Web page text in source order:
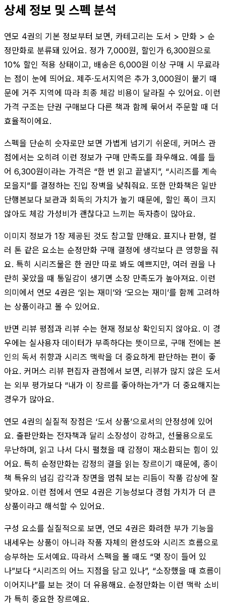
상세 정보 및 스펙 분석
연모 4권의 기본 정보부터 보면, 카테고리는 도서 > 만화 > 순
정만화로 분류돼 있어요. 정가 7,000원, 할인가 6,300원으로
10% 할인 적용 상태이고, 배송은 6,000원 이상 구매 시 무료라
는 점이 눈에 띄어요. 제주·도서지역은 추가 3,000원이 붙기 때
문에 거주 지역에 따라 최종 체감 비용이 달라질 수 있어요. 이런
가격 구조는 단권 구매보다 다른 책과 함께 묶어서 주문할 때 더
효율적이에요.
스펙을 단순히 숫자로만 보면 가볍게 넘기기 쉬운데, 커머스 관
점에서는 오히려 이런 정보가 구매 만족도를 좌우해요. 예를 들
어 6,300원이라는 가격은 “한 번 읽고 끝낼지”, “시리즈를 계속
모을지”를 결정하는 진입 장벽을 낮춰줘요. 또한 만화책은 일반
단행본보다 보관과 회독의 가치가 높기 때문에, 할인 폭이 크지
않아도 체감 가성비가 괜찮다고 느끼는 독자층이 많아요.
이미지 정보가 1장 제공된 것도 참고할 만해요. 표지나 판형, 컬
러 톤 같은 요소는 순정만화 구매 결정에 생각보다 큰 영향을 줘
요. 특히 시리즈물은 한 권만 따로 봐도 예쁘지만, 여러 권을 나
란히 꽂았을 때 통일감이 생기면 소장 만족도가 높아져요. 이런
의미에서 연모 4권은 ‘읽는 재미’와 ‘모으는 재미’를 함께 고려하
는 상품이라고 볼 수 있어요.
반면 리뷰 평점과 리뷰 수는 현재 정보상 확인되지 않아요. 이 경
우에는 실사용자 데이터가 부족하다는 뜻이므로, 구매 전에는 본
인의 독서 취향과 시리즈 맥락을 더 중요하게 판단하는 편이 좋
아요. 커머스 리뷰 편집자 관점에서 보면, 리뷰가 많지 않은 도서
는 외부 평가보다 “내가 이 장르를 좋아하는가”가 더 중요해지는
경우가 많아요.
연모 4권의 실질적 장점은 ‘도서 상품’으로서의 안정성에 있어
요. 출판만화는 전자책과 달리 소장성이 강하고, 선물용으로도
무난하며, 읽고 나서 다시 펼쳤을 때 감정이 재소환되는 힘이 있
어요. 특히 순정만화는 감정의 결을 읽는 장르이기 때문에, 종이
책 특유의 넘김 감각과 장면을 멈춰 보는 리듬이 작품 감상에 잘
맞아요. 이런 점에서 연모 4권은 기능성보다 경험 가치가 더 큰
상품이라고 해석할 수 있어요.
구성 요소를 실질적으로 보면, 연모 4권은 화려한 부가 기능을
내세우는 상품이 아니라 작품 자체의 완성도와 시리즈 흐름으로
승부하는 도서예요. 따라서 스펙을 볼 때도 “몇 장이 들어 있
나”보다 “시리즈의 어느 지점을 담고 있나”, “소장했을 때 흐름이
이어지나”를 보는 것이 더 유용해요. 순정만화는 이런 맥락 소비
가 특히 중요한 장르예요.